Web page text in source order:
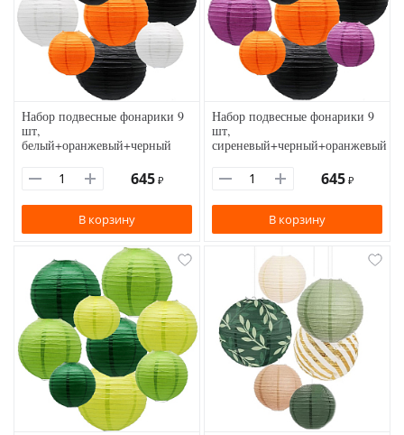
Набор подвесные фонарики 9
шт,
белый+оранжевый+черный
645 ₽
В корзину
Набор подвесные фонарики 9
шт,
сиреневый+черный+оранжевый
645 ₽
В корзину